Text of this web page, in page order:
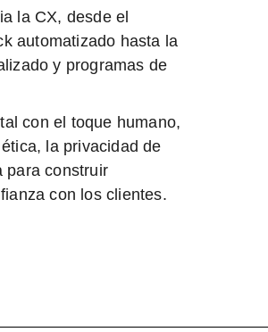
la CX, desde el
automatizado hasta la
y programas de
con el toque humano,
la privacidad de
para construir
con los clientes.